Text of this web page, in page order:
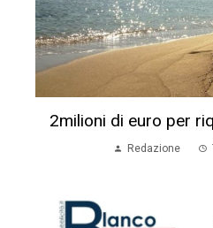
2milioni di euro per
Redazione